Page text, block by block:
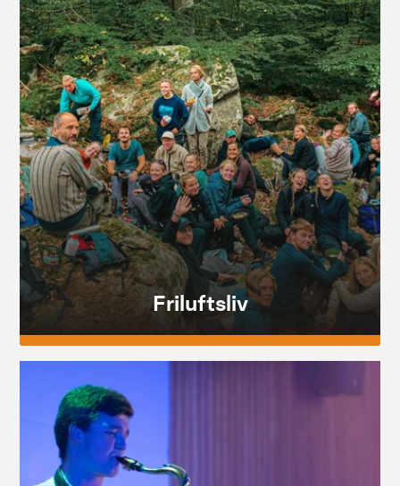
Friluftsliv